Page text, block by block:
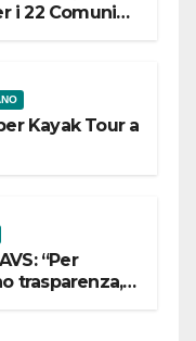
i 22 Comuni
Kayak Tour a
“Per
trasparenza,